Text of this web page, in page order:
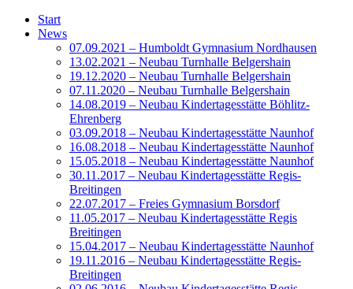
Start
News
07.09.2021 – Humboldt Gymnasium Nordhausen
13.02.2021 – Neubau Turnhalle Belgershain
19.12.2020 – Neubau Turnhalle Belgershain
07.11.2020 – Neubau Turnhalle Belgershain
14.08.2019 – Neubau Kindertagesstätte Böhlitz-
Ehrenberg
03.09.2018 – Neubau Kindertagesstätte Naunhof
16.08.2018 – Neubau Kindertagesstätte Naunhof
15.05.2018 – Neubau Kindertagesstätte Naunhof
30.11.2017 – Neubau Kindertagesstätte Regis-
Breitingen
22.07.2017 – Freies Gymnasium Borsdorf
11.05.2017 – Neubau Kindertagesstätte Regis
Breitingen
15.04.2017 – Neubau Kindertagesstätte Naunhof
19.11.2016 – Neubau Kindertagesstätte Regis-
Breitingen